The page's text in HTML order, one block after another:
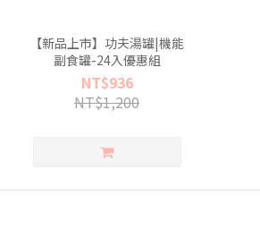
【新品上市】功夫湯罐|機能
副食罐-24入優惠組
NT$936
NT$1,200